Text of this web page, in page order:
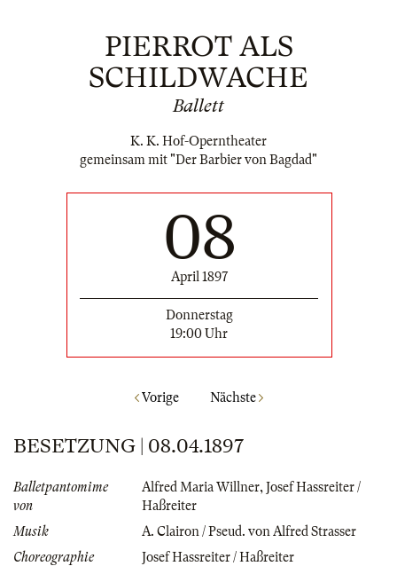
PIERROT ALS
SCHILDWACHE
Ballett
K. K. Hof-Operntheater
gemeinsam mit "Der Barbier von Bagdad"
08
April 1897
Donnerstag
19:00 Uhr
Vorige Nächste
BESETZUNG | 08.04.1897
Balletpantomime
von
Alfred Maria Willner, Josef Hassreiter /
Haßreiter
Musik
A. Clairon / Pseud. von Alfred Strasser
Choreographie
Josef Hassreiter / Haßreiter